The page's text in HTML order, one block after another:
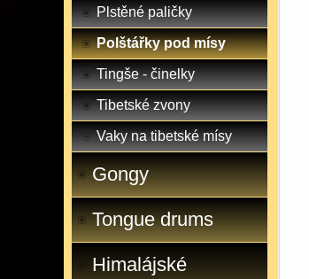
Plstěné paličky
Polštářky pod mísy
Tingše - činelky
Tibetské zvony
Vaky na tibetské mísy
Gongy
Tongue drums
Himalájské